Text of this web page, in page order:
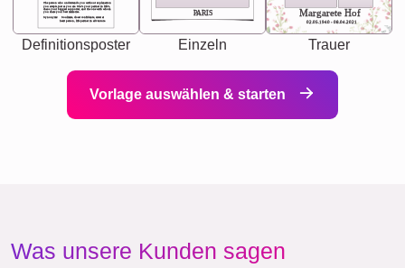
Synonyms: Soulmate, closet confidante, sister at
heart person, life partner in adventure.
The person who understands you without explanation
you accepts just as you are. She's your partner in life's,
chaos your biggest supporter, and the one with whom
you share your best memories.
Definitionsposter
PARIS
Einzeln
Margarete Hof
02.05.1940 - 08.04.2021
Trauer
Vorlage auswählen & starten
Was unsere Kunden sagen